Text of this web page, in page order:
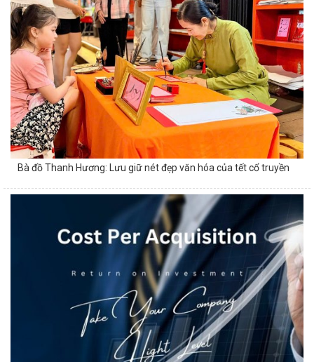
Bà đồ Thanh Hương: Lưu giữ nét đẹp văn hóa của tết cổ truyền